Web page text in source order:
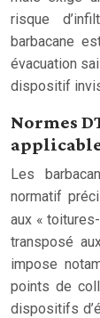
risque
barbacane
évacuation
dispositif
Normes
Les
normatif
aux «
transposé
impose
points de
dispositifs